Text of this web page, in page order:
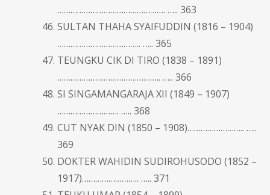
…………………………………………. ….. 363
SULTAN THAHA SYAIFUDDIN (1816 – 1904)
……………………………….. ….. 365
TEUNGKU CIK DI TIRO (1838 – 1891)
……………………………………….. ….. 366
SI SINGAMANGARAJA XII (1849 – 1907)
………………………. ….. 368
CUT NYAK DIN (1850 – 1908)…………………….. …..
369
DOKTER WAHIDIN SUDIROHUSODO (1852 –
1917)…………………….. ….. 371